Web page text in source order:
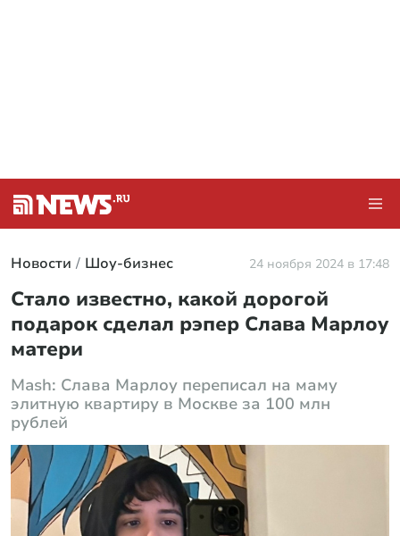
Новости Шоу-бизнес 24 ноября 2024 в 17:48
Стало известно, какой дорогой
подарок сделал рэпер Слава Марлоу
матери
Mash: Слава Марлоу переписал на маму
элитную квартиру в Москве за 100 млн
рублей